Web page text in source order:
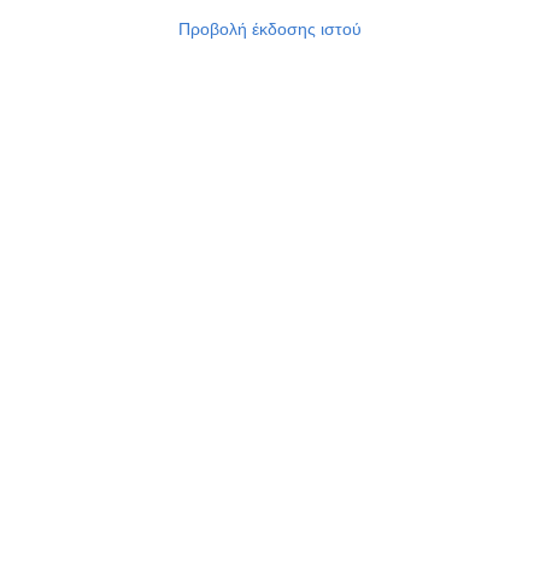
Προβολή έκδοσης ιστού